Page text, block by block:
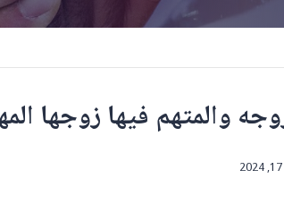
والمتهم فيها زوجها